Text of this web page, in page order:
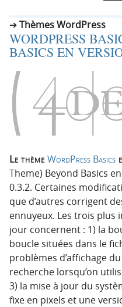
a
t
i
n
r
c
i
p
a
l
e
a
u
c
n
e
n
Thèmes WordPress
WORDPRESS
BASICS EN
Le thèmeWordPress Basics
Theme) Beyond Basics
0.3.2. Certaines
que d’autres corrigent
ennuyeux. Les trois plus
jour concernent : 1) la
boucle situées dans le
problèmes d’affichage
recherche lorsqu’on
3) la mise à jour du
fixe en pixels et une